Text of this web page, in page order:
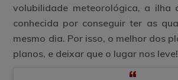
volubilidade meteorológica, a ilha
conhecida por conseguir ter as
mesmo dia. Por isso, o melhor dos
planos, e deixar que o lugar nos leve!